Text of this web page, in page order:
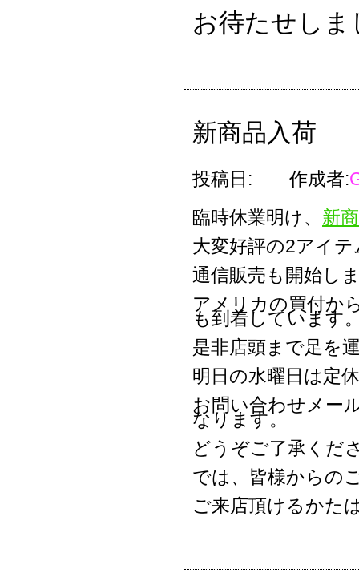
お待たせしま
新商品入荷
投稿日: 作成者:
臨時休業明け、 新
大変好評の2アイ
通信販売も開始し
アメリカの買付か
も到着しています
是非店頭まで足を
明日の水曜日は定
お問い合わせメー
なります。
どうぞご了承くだ
では、皆様からの
ご来店頂けるかた